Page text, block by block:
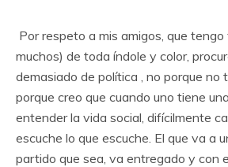
Por respeto a mis amigos, que tengo
muchos) de toda índole y color,
demasiado de política , no porque no
porque creo que cuando uno tiene
entender la vida social, difícilmente
escuche lo que escuche. El que va a
partido que sea, va entregado y con